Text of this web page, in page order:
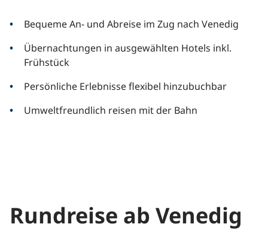
Bequeme An- und Abreise im Zug nach Venedig
Übernachtungen in ausgewählten Hotels inkl.
Frühstück
Persönliche Erlebnisse flexibel hinzubuchbar
Umweltfreundlich reisen mit der Bahn
Rundreise ab Venedig